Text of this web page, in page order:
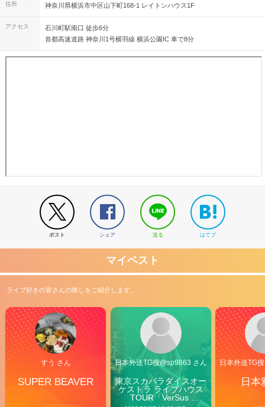
住所 神奈川県横浜市中区山下町168-1 レイトンハウス1F
アクセス
石川町駅南口 徒歩6分
首都高速道路 神奈川1号横羽線 横浜公園IC 車で8分
ポスト シェア 送る はてブ
マイベスト
ライブ好きの皆さんの推しをご紹介します。
すう さん
SUPER BEAVER
日本外送TG搜@sp9863 さん
東京スカパラダイスオー
ケストラ ライブハウス
TOUR「VerSus
日本外送TG
日本